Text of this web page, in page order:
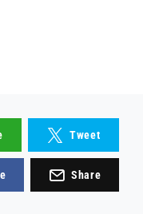
Tweet
Share